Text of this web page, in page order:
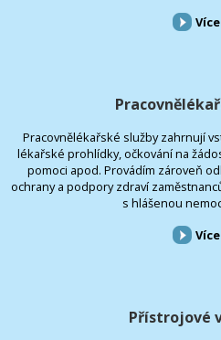
Více
Pracovnělékařské služby zahrnují
lékařské prohlídky, očkování na
pomoci apod. Provádím zároveň
ochrany a podpory zdraví
s hlášenou
Více
Přístrojové